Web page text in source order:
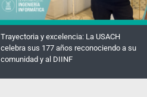
Trayectoria y excelencia: La USACH
celebra sus 177 años reconociendo a su
comunidad y al DIINF